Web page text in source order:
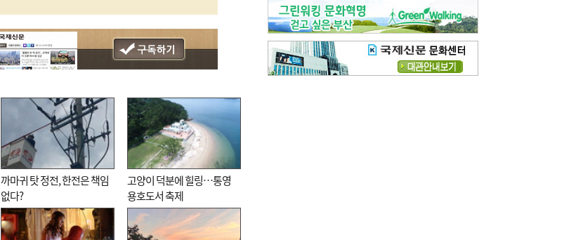
까마귀 탓 정전, 한전은 책임
없다?
고양이 덕분에 힐링…통영
용호도서 축제
뉴스와 현장[전체보기]
‘800조 투자’ 희비 가른 재생에너지
뜨거워지는 바다, 북쪽으로 열리는 항로
데스크시각[전체보기]
물은 행정구역 경계를 따라 흐르지 않는다